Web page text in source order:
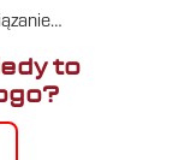
to